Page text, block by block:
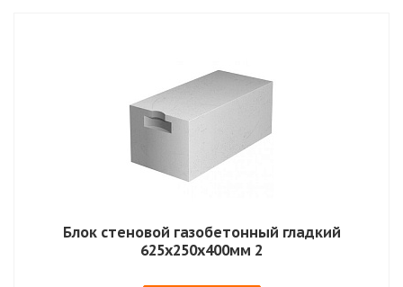
Блок стеновой газобетонный гладкий
625х250х400мм 2